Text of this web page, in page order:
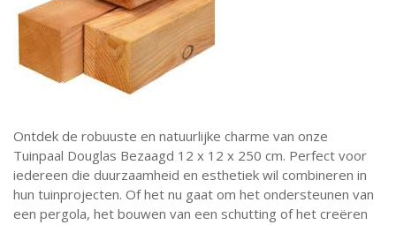
Ontdek de robuuste en natuurlijke charme van onze
Tuinpaal Douglas Bezaagd 12 x 12 x 250 cm. Perfect voor
iedereen die duurzaamheid en esthetiek wil combineren in
hun tuinprojecten. Of het nu gaat om het ondersteunen van
een pergola, het bouwen van een schutting of het creëren